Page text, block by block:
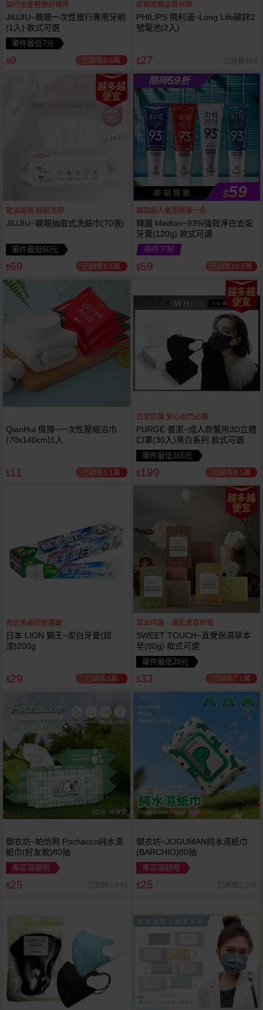
旅行出差輕便好攜帶
JIUJIU~親親一次性旅行專用牙刷
(1入) 款式可選
單件最低7元
$9 已銷售8.6萬
認明原廠品質保障
PHILIPS 飛利浦~Long Life碳鋅2
號電池(2入)
$27 已銷售888
越多越
便宜
乾濕兩用 輕鬆洗卸
JIUJIU~親親抽取式洗臉巾(70張)
單件最低60元
$69 已銷售9.6萬
限時59折
即 刻 開 搶 $59
韓國超人氣票選第一名
韓國 Median~93%強效淨白去垢
牙膏(120g) 款式可選
限時下殺
$59 已銷售48.8萬
QianHui 倩揮~一次性壓縮浴巾
(70x140cm)1入
$11 已銷售1.1萬
越多越
便宜
日常防護 安心出門必備
PURGE 普潔~成人款醫用3D立體
口罩(30入)黑白系列 款式可選
單件最低165元
$199 已銷售9.1萬
亮白美齒防蛀護齦
日本 LION 獅王~潔白牙膏(超
涼)200g
$29 已銷售3萬
越多越
便宜
草本呵護，讓肌膚森呼吸
SWEET TOUCH~直覺保濕草本
皂(80g) 款式可選
單件最低29元
$33 已銷售7.1萬
御衣坊~帕恰狗 Pochacco純水濕
紙巾(好友款)80抽
專區滿額贈
$25 已銷售2,844
御衣坊~JOGUMAN純水濕紙巾
(BARCHIO)80抽
專區滿額贈
$25 已銷售2,102